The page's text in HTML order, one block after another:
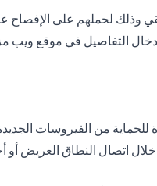
وذلك لحملهم على
إدخال التفاصيل في موقع
من الفيروسات
اتصال النطاق العريض أو